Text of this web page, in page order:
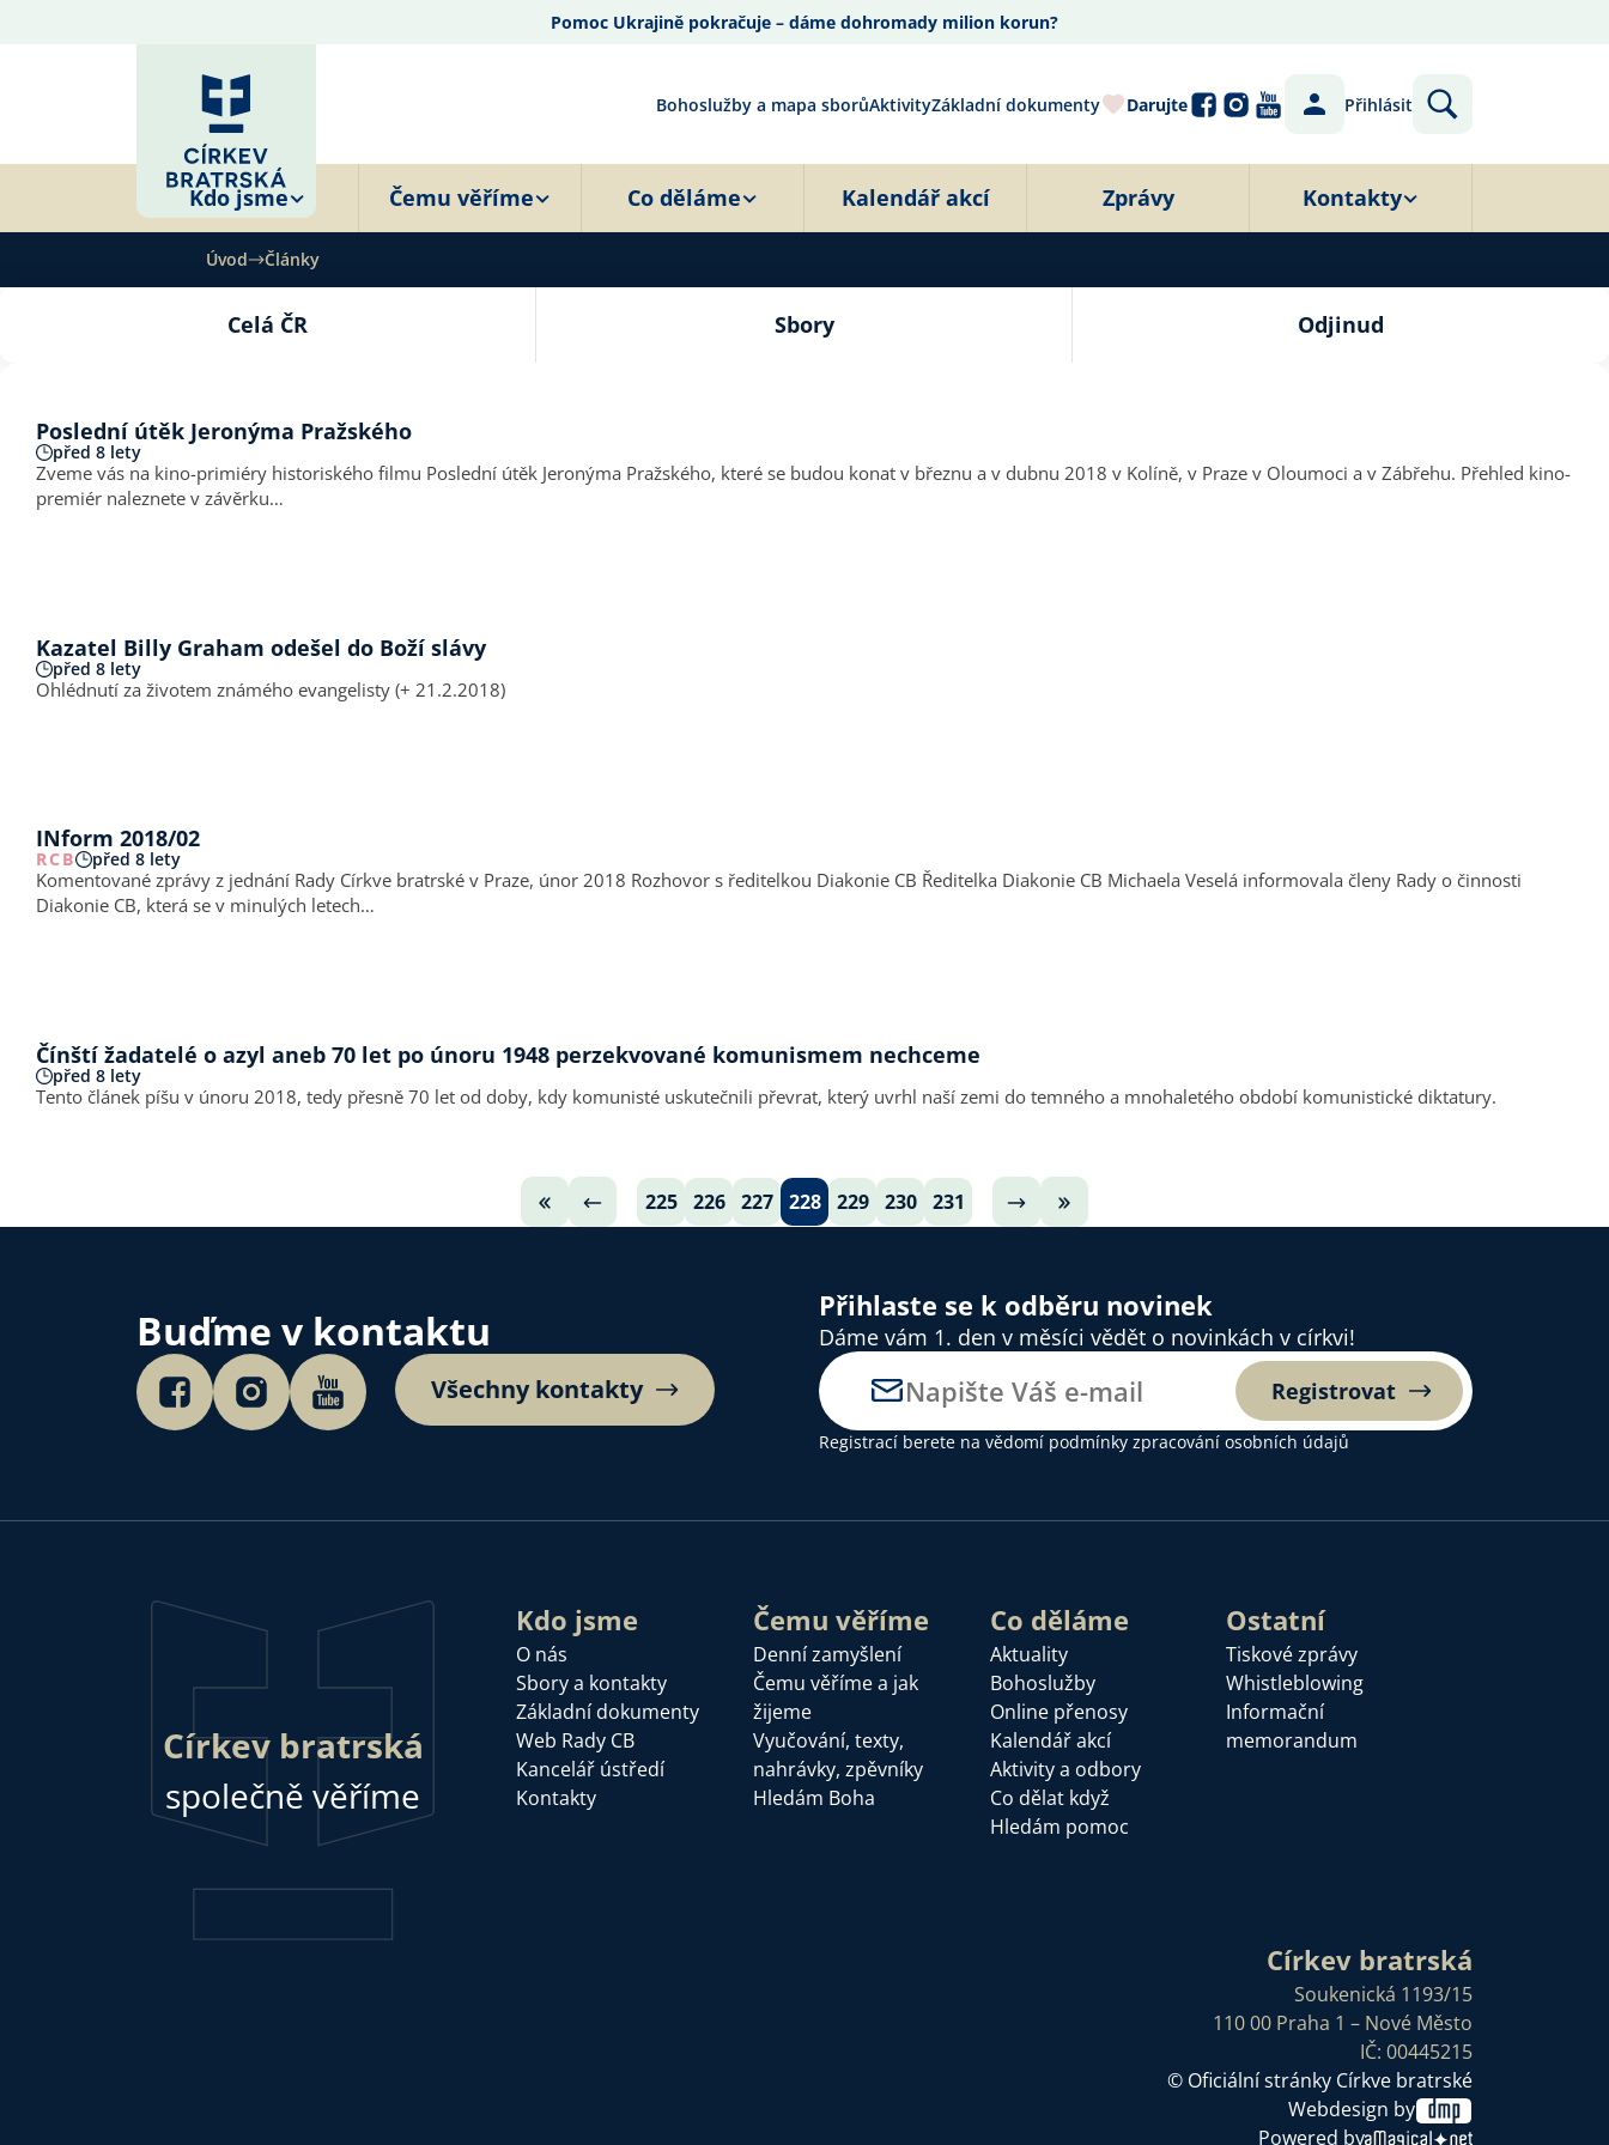
Pomoc Ukrajině pokračuje – dáme dohromady milion korun?
Bohoslužby a mapa sborůAktivityZákladní dokumenty Darujte Přihlásit
Kdo jsme Čemu věříme Co děláme Kalendář akcí Zprávy Kontakty
Úvod Články
Celá ČR Sbory Odjinud
Poslední útěk Jeronýma Pražského
před 8 lety
Zveme vás na kino-primiéry historiského filmu Poslední útěk Jeronýma Pražského, které se budou konat v březnu a v dubnu 2018 v Kolíně, v Praze v Oloumoci a v Zábřehu. Přehled kino-
premiér naleznete v závěrku…
Kazatel Billy Graham odešel do Boží slávy
před 8 lety
Ohlédnutí za životem známého evangelisty (+ 21.2.2018)
INform 2018/02
RCB před 8 lety
Komentované zprávy z jednání Rady Církve bratrské v Praze, únor 2018 Rozhovor s ředitelkou Diakonie CB Ředitelka Diakonie CB Michaela Veselá informovala členy Rady o činnosti
Diakonie CB, která se v minulých letech…
Čínští žadatelé o azyl aneb 70 let po únoru 1948 perzekvované komunismem nechceme
před 8 lety
Tento článek píšu v únoru 2018, tedy přesně 70 let od doby, kdy komunisté uskutečnili převrat, který uvrhl naší zemi do temného a mnohaletého období komunistické diktatury.
225 226 227 228 229 230 231
Buďme v kontaktu
Všechny kontakty
Přihlaste se k odběru novinek
Dáme vám 1. den v měsíci vědět o novinkách v církvi!
Registrovat
Registrací berete na vědomí podmínky zpracování osobních údajů
Církev bratrská
společně věříme
Kdo jsme
O nás
Sbory a kontakty
Základní dokumenty
Web Rady CB
Kancelář ústředí
Kontakty
Čemu věříme
Denní zamyšlení
Čemu věříme a jak
žijeme
Vyučování, texty,
nahrávky, zpěvníky
Hledám Boha
Co děláme
Aktuality
Bohoslužby
Online přenosy
Kalendář akcí
Aktivity a odbory
Co dělat když
Hledám pomoc
Ostatní
Tiskové zprávy
Whistleblowing
Informační
memorandum
Církev bratrská
Soukenická 1193/15
110 00 Praha 1 – Nové Město
IČ: 00445215
© Oficiální stránky Církve bratrské
Webdesign by
Powered by